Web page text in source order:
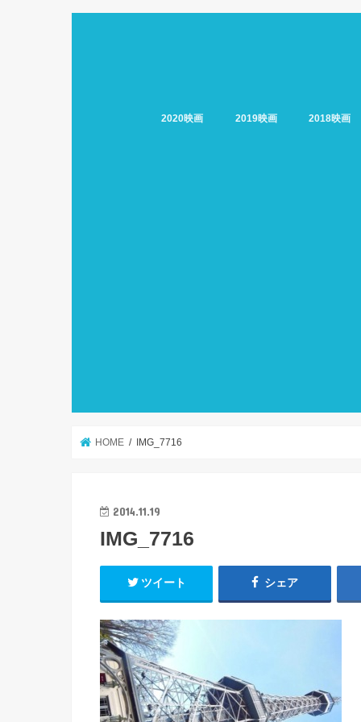
2020映画 2019映画 2018映画
HOME IMG_7716
2014.11.19
IMG_7716
ツイート シェア